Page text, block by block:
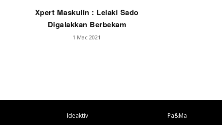
Xpert Maskulin : Lelaki Sado
Digalakkan Berbekam
1 Mac 2021
Ideaktiv
Pa&Ma